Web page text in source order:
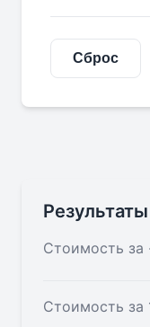
Сброс
Результаты
Стоимость за
Стоимость за